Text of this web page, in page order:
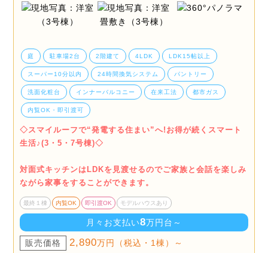
庭 駐車場2台 2階建て 4LDK LDK15帖以上
スーパー10分以内 24時間換気システム パントリー
洗面化粧台 インナーバルコニー 在来工法 都市ガス
内覧OK・即引渡可
◇スマイルーフで“発電する住まい”へ!お得が続くスマート
生活♪(3・5・7号棟)◇
対面式キッチンはLDKを見渡せるのでご家族と会話を楽しみ
ながら家事をすることができます。
最終１棟 内覧OK 即引渡OK モデルハウスあり
月々お支払い8万円台～
販売価格 2,890万円（税込・1棟）～